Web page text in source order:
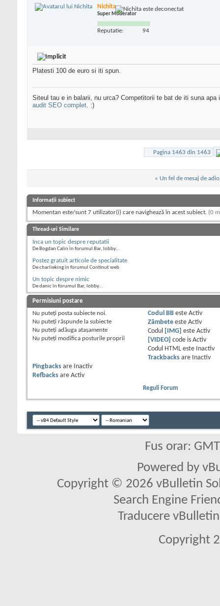
Nichita
Super Moderator
Reputatie: 94
Platesti 100 de euro si iti spun.
Siteul tau e in balarii, nu urca? Competitorii te bat de iti suna
audit SEO complet . :)
Pagina 1463 din 1463
« Un fel de mesaj de adio
Informații subiect
Momentan este/sunt 7 utilizator(i) care navighează în acest subiect. (0
Thread-uri Similare
Inca un topic despre reputatii
De Bogdan Calin în forumul Bar, lobby...
Postez gratuit articole de specialitate
De charlieking în forumul Continut web
Un topic despre nimic
De danic în forumul Bar, lobby...
Permisiuni postare
Nu puteţi posta subiecte noi.
Nu puteţi răspunde la subiecte
Nu puteţi adăuga ataşamente
Nu puteţi modifica posturile proprii
Codul BBeste Activ
Zâmbeteeste Activ
Codul
[IMG] este Activ
[VIDEO]
code is Activ
Codul HTML este
Inactiv
Trackbacksare
Inactiv
Pingbacks are
Inactiv
Refbacks are Activ
Reguli Forum
Fus orar:
Powered by
Copyright © 2026 vBulletin
Search Engine
Traducere
Copyright